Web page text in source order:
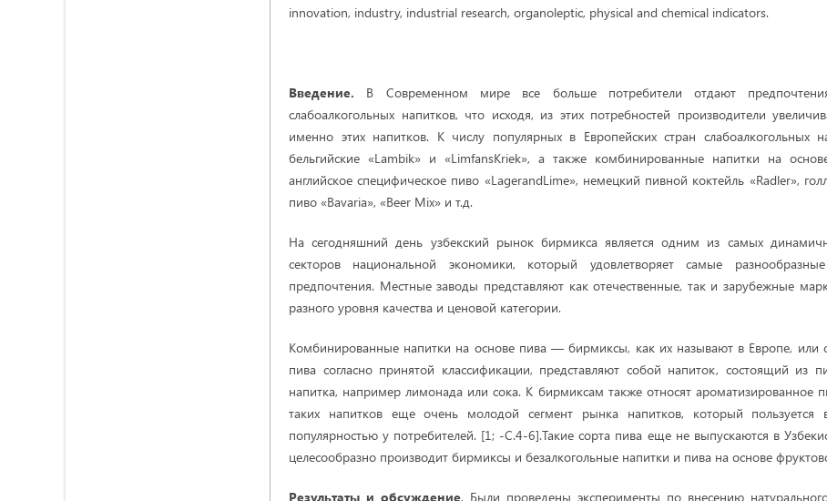
innovation, industry, industrial research, organoleptic, physical and chemical indicators.
Введение. В Современном мире все больше потребители отдают
слабоалкогольных напитков, что исходя, из этих потребностей производители
именно этих напитков. К числу популярных в Европейских стран слабоалкогольных
бельгийские «Lambik» и «LimfansKriek», а также комбинированные напитки на
английское специфическое пиво «LagerandLime», немецкий пивной коктейль «Radler»,
пиво «Bavaria», «Beer Mix» и т.д.
На сегодняшний день узбекский рынок бирмикса является одним из самых
секторов национальной экономики, который удовлетворяет самые разнообразные
предпочтения. Местные заводы представляют как отечественные, так и зарубежные
разного уровня качества и ценовой категории.
Комбинированные напитки на основе пива — бирмиксы, как их называют в Европе, или
пива согласно принятой классификации, представляют собой напиток, состоящий из
напитка, например лимонада или сока. К бирмиксам также относят ароматизированное
таких напитков еще очень молодой сегмент рынка напитков, который пользуется
популярностью у потребителей. [1; -С.4-6].Такие сорта пива еще не выпускаются в
целесообразно производит бирмиксы и безалкогольные напитки и пива на основе
Результаты и обсуждение. Были проведены эксперименты по внесению